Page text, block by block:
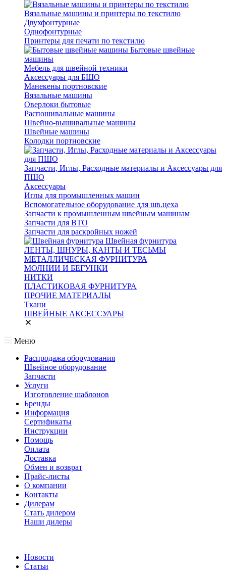
Вязальные машины и принтеры по текстилю
Двухфонтурные
Однофонтурные
Принтеры для печати по текстилю
Бытовые швейные
машины
Мебель для швейной техники
Аксессуары для БШО
Манекены портновские
Вязальные машины
Оверлоки бытовые
Распошивальные машины
Швейно-вышивальные машины
Швейные машины
Колодки портновские
Запчасти, Иглы, Расходные материалы и Аксессуары для
ПШО
Аксессуары
Иглы для промышленных машин
Вспомогательное оборудование для шв.цеха
Запчасти к промышленным швейным машинам
Запчасти для ВТО
Запчасти для раскройных ножей
Швейная фурнитура
ЛЕНТЫ, ШНУРЫ, КАНТЫ И ТЕСЬМЫ
МЕТАЛЛИЧЕСКАЯ ФУРНИТУРА
МОЛНИИ И БЕГУНКИ
НИТКИ
ПЛАСТИКОВАЯ ФУРНИТУРА
ПРОЧИЕ МАТЕРИАЛЫ
Ткани
ШВЕЙНЫЕ АКСЕССУАРЫ
Меню
Распродажа оборудования
Швейное оборудование
Запчасти
Услуги
Изготовление шаблонов
Бренды
Информация
Сертификаты
Инструкции
Помощь
Оплата
Доставка
Обмен и возврат
Прайс-листы
О компании
Контакты
Дилерам
Стать дилером
Наши дилеры
Новости
Статьи